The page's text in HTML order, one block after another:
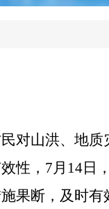
对山洪、地
性，7月14日
果断，及时